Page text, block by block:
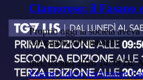
Clamoroso: il Fasano
Proprio oggi la società
campagna abbonamenti
mer, 05 ago 2026 14:58 Di:
Fasano Calcio Esclusione